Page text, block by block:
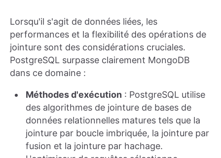
Lorsqu'il s'agit de données liées, les
performances et la flexibilité des opérations de
jointure sont des considérations cruciales.
PostgreSQL surpasse clairement MongoDB
dans ce domaine :
Méthodes d'exécution : PostgreSQL utilise
des algorithmes de jointure de bases de
données relationnelles matures tels que la
jointure par boucle imbriquée, la jointure par
fusion et la jointure par hachage.